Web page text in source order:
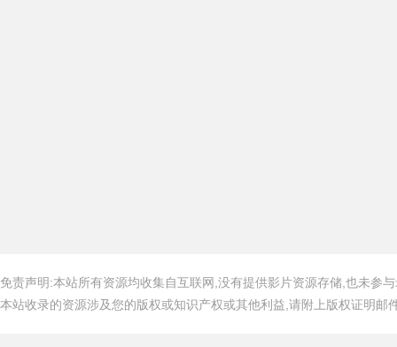
免责声明:本站所有资源均收集自互联网,没有提供影片资源存储,也未参
本站收录的资源涉及您的版权或知识产权或其他利益,请附上版权证明